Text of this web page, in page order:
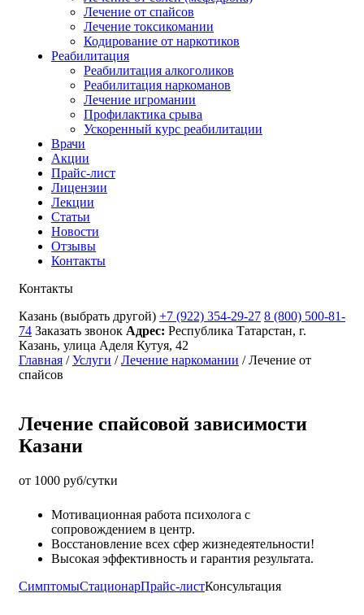
Лечение от спайсов
Лечение токсикомании
Кодирование от наркотиков
Реабилитация
Реабилитация алкоголиков
Реабилитация наркоманов
Лечение игромании
Профилактика срыва
Ускоренный курс реабилитации
Врачи
Акции
Прайс-лист
Лицензии
Лекции
Статьи
Новости
Отзывы
Контакты
Контакты
Казань (выбрать другой) +7 (922) 354-29-27 8 (800) 500-81-
74 Заказать звонок Адрес: Республика Татарстан, г.
Казань, улица Аделя Кутуя, 42
Главная /Услуги /Лечение наркомании /Лечение от
спайсов
Лечение спайсовой зависимости
Казани
от 1000 руб/сутки
Мотивационная работа психолога с
сопровождением в центр.
Восстановление всех сфер жизнедеятельности!
Высокая эффективность и гарантия результата.
СимптомыСтационарПрайс-листКонсультация